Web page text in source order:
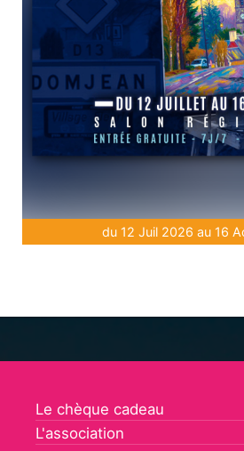
du 12 Juil 2026 au 16
Le chèque cadeau
L'association